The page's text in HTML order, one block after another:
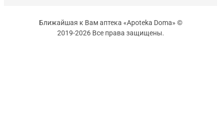
Ближайшая к Вам аптека «Apoteka Doma» ©
2019-2026 Все права защищены.